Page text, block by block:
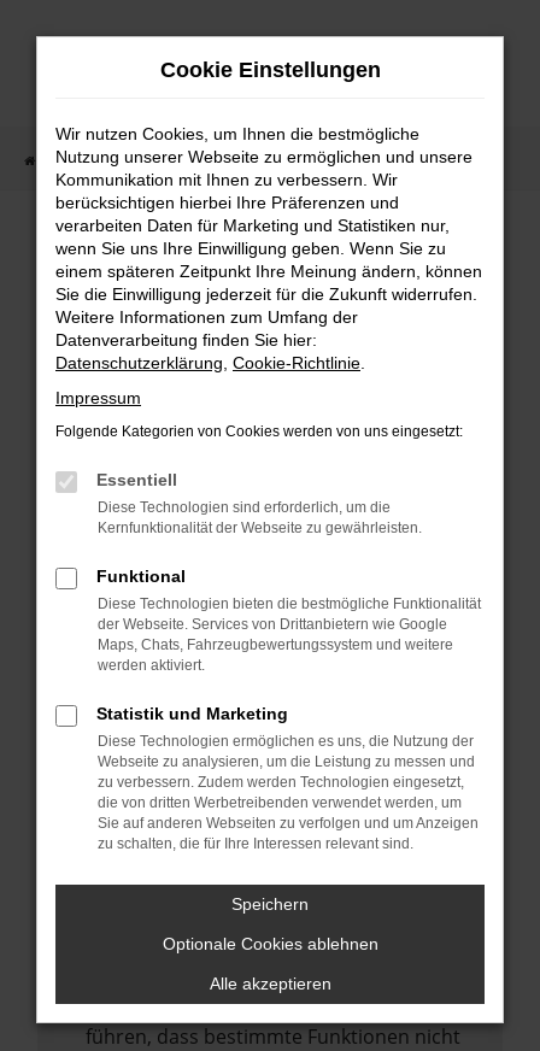
Zum
Startseite Fahrzeugangebote Fahrzeugmarkt
Fahrzeugmarkt
Fehler: Network Error
Beim Laden ist ein Fehler aufgetreten.
Hier sind ein paar Tipps, die dir helfen können:
Überprüfe deine Firewall und deine
Internetverbindung.
deine Suchmaschine?
Prüfe deine Browsererweiterungen.
Manche Erweiterungen, wie Werbeblocker,
können das Laden bestimmter Seiten
anderen Browser oder in einem privaten
Fenster?
Starte dein Gerät neu.
Das kann manchmal helfen,
vorübergehende Probleme zu beheben.
Stelle sicher, dass dein Browser und dein
Betriebssystem auf dem neuesten Stand
Veraltete Software birgt nicht nur ein
Sicherheitsrisiko, sondern kann auch dazu
führen, dass bestimmte Funktionen nicht
Cookie Einstellungen
Wir nutzen Cookies, um Ihnen die bestmögliche
Nutzung unserer Webseite zu ermöglichen und unsere
Kommunikation mit Ihnen zu verbessern. Wir
berücksichtigen hierbei Ihre Präferenzen und
verarbeiten Daten für Marketing und Statistiken nur,
wenn Sie uns Ihre Einwilligung geben. Wenn Sie zu
einem späteren Zeitpunkt Ihre Meinung ändern, können
Sie die Einwilligung jederzeit für die Zukunft widerrufen.
Weitere Informationen zum Umfang der
Datenverarbeitung finden Sie hier:
Datenschutzerklärung Cookie-Richtlinie
Impressum
Folgende Kategorien von Cookies werden von uns eingesetzt:
Essentiell
Diese Technologien sind erforderlich, um die
Kernfunktionalität der Webseite zu gewährleisten.
Funktional
Diese Technologien bieten die bestmögliche Funktionalität
der Webseite. Services von Drittanbietern wie Google
Maps, Chats, Fahrzeugbewertungssystem und weitere
werden aktiviert.
Statistik und Marketing
Diese Technologien ermöglichen es uns, die Nutzung der
Webseite zu analysieren, um die Leistung zu messen und
zu verbessern. Zudem werden Technologien eingesetzt,
die von dritten Werbetreibenden verwendet werden, um
Sie auf anderen Webseiten zu verfolgen und um Anzeigen
zu schalten, die für Ihre Interessen relevant sind.
Speichern
Optionale Cookies ablehnen
Alle akzeptieren